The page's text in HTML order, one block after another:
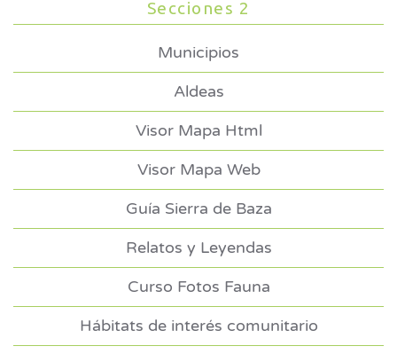
Secciones 2
Municipios
Aldeas
Visor Mapa Html
Visor Mapa Web
Guía Sierra de Baza
Relatos y Leyendas
Curso Fotos Fauna
Hábitats de interés comunitario